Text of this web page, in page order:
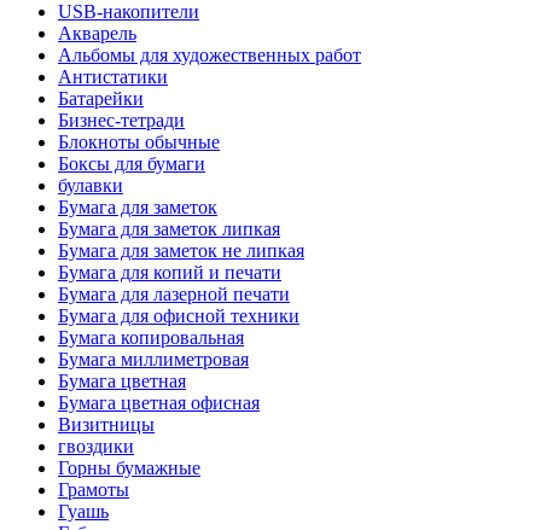
USB-накопители
Акварель
Альбомы для художественных работ
Антистатики
Батарейки
Бизнес-тетради
Блокноты обычные
Боксы для бумаги
булавки
Бумага для заметок
Бумага для заметок липкая
Бумага для заметок не липкая
Бумага для копий и печати
Бумага для лазерной печати
Бумага для офисной техники
Бумага копировальная
Бумага миллиметровая
Бумага цветная
Бумага цветная офисная
Визитницы
гвоздики
Горны бумажные
Грамоты
Гуашь